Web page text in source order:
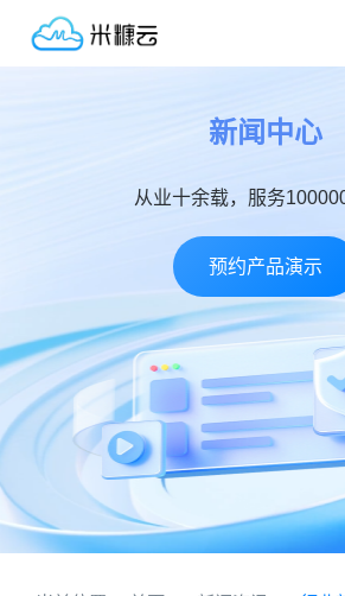
新闻中心
从业十余载，服务
预约产品演示